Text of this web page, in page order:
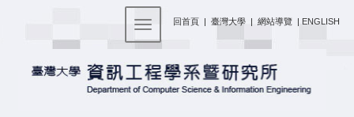
回首頁 | 臺灣大學 | 網站導覽 | ENGLISH
Toggle navigation